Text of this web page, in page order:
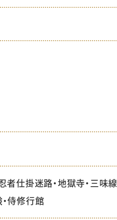
者仕掛迷路・地獄寺・三味線
侍修行館